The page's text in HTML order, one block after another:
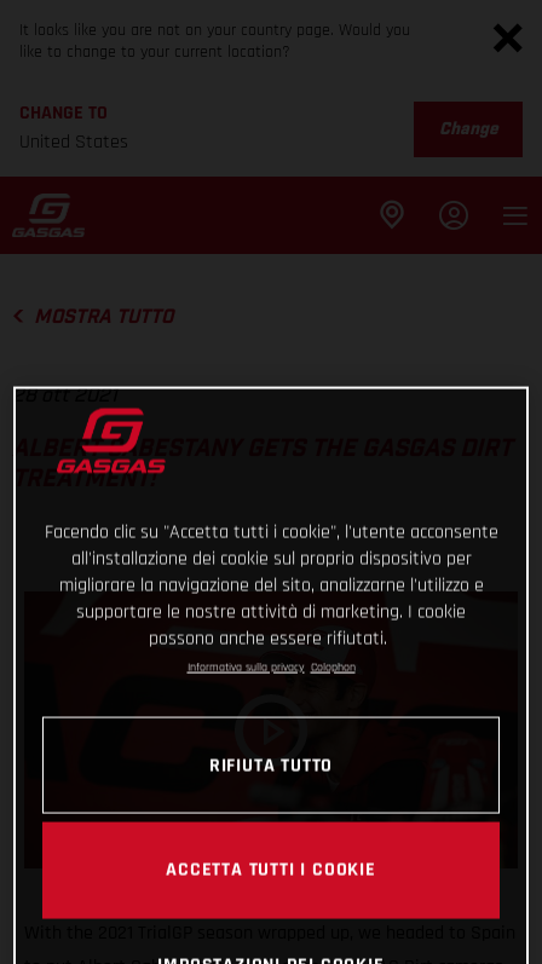
It looks like you are not on your country page. Would you
like to change to your current location?
CHANGE TO
United States
Change
MOSTRA TUTTO
28 ott 2021
ALBERT CABESTANY GETS THE GASGAS DIRT
TREATMENT!
Facendo clic su "Accetta tutti i cookie", l'utente acconsente
all'installazione dei cookie sul proprio dispositivo per
migliorare la navigazione del sito, analizzarne l'utilizzo e
supportare le nostre attività di marketing. I cookie
possono anche essere rifiutati.
Informativa sulla privacy Colophon
RIFIUTA TUTTO
ACCETTA TUTTI I COOKIE